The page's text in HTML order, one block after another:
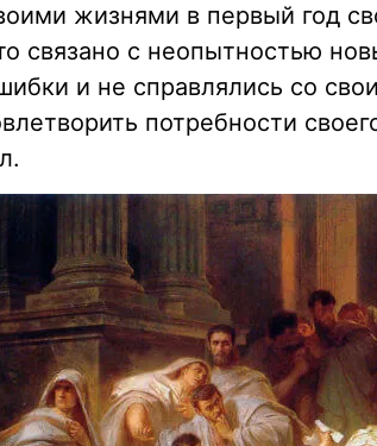
жизнями в первый год
связано с неопытностью
и не справлялись со
потребности